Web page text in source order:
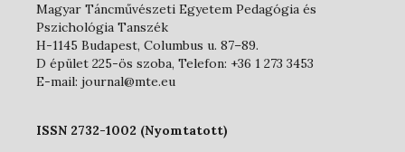
Magyar Táncművészeti Egyetem Pedagógia és
Pszichológia Tanszék
H-1145 Budapest, Columbus u. 87–89.
D épület 225-ös szoba, Telefon: +36 1 273 3453
E-mail: journal@mte.eu
ISSN 2732-1002 (Nyomtatott)